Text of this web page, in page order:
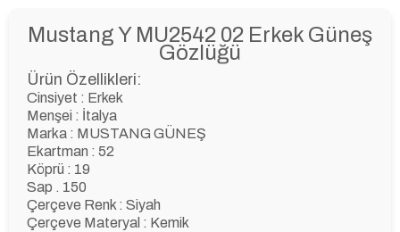
Mustang Y MU2542 02 Erkek Güneş
Gözlüğü
Ürün Özellikleri:
Cinsiyet : Erkek
Menşei : İtalya
Marka : MUSTANG GÜNEŞ
Ekartman : 52
Köprü : 19
Sap . 150
Çerçeve Renk : Siyah
Çerçeve Materyal : Kemik